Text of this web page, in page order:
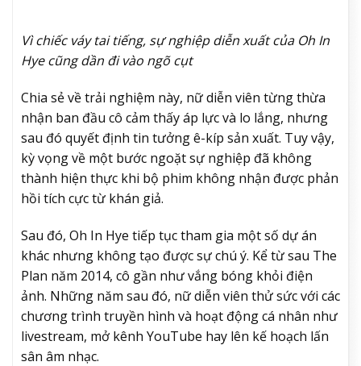
Vì chiếc váy tai tiếng, sự nghiệp diễn xuất của Oh In
Hye cũng dần đi vào ngõ cụt
Chia sẻ về trải nghiệm này, nữ diễn viên từng thừa
nhận ban đầu cô cảm thấy áp lực và lo lắng, nhưng
sau đó quyết định tin tưởng ê-kíp sản xuất. Tuy vậy,
kỳ vọng về một bước ngoặt sự nghiệp đã không
thành hiện thực khi bộ phim không nhận được phản
hồi tích cực từ khán giả.
Sau đó, Oh In Hye tiếp tục tham gia một số dự án
khác nhưng không tạo được sự chú ý. Kể từ sau The
Plan năm 2014, cô gần như vắng bóng khỏi điện
ảnh. Những năm sau đó, nữ diễn viên thử sức với các
chương trình truyền hình và hoạt động cá nhân như
livestream, mở kênh YouTube hay lên kế hoạch lấn
sân âm nhạc.